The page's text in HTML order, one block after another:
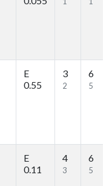
E
0.55
3
2
6
5
E
0.11
4
3
6
5